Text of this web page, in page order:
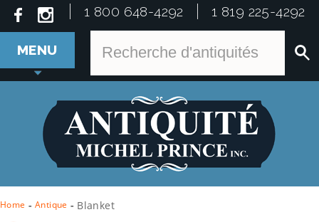
1 800 648-4292 1 819 225-4292
MENU
Home - Antique - Blanket